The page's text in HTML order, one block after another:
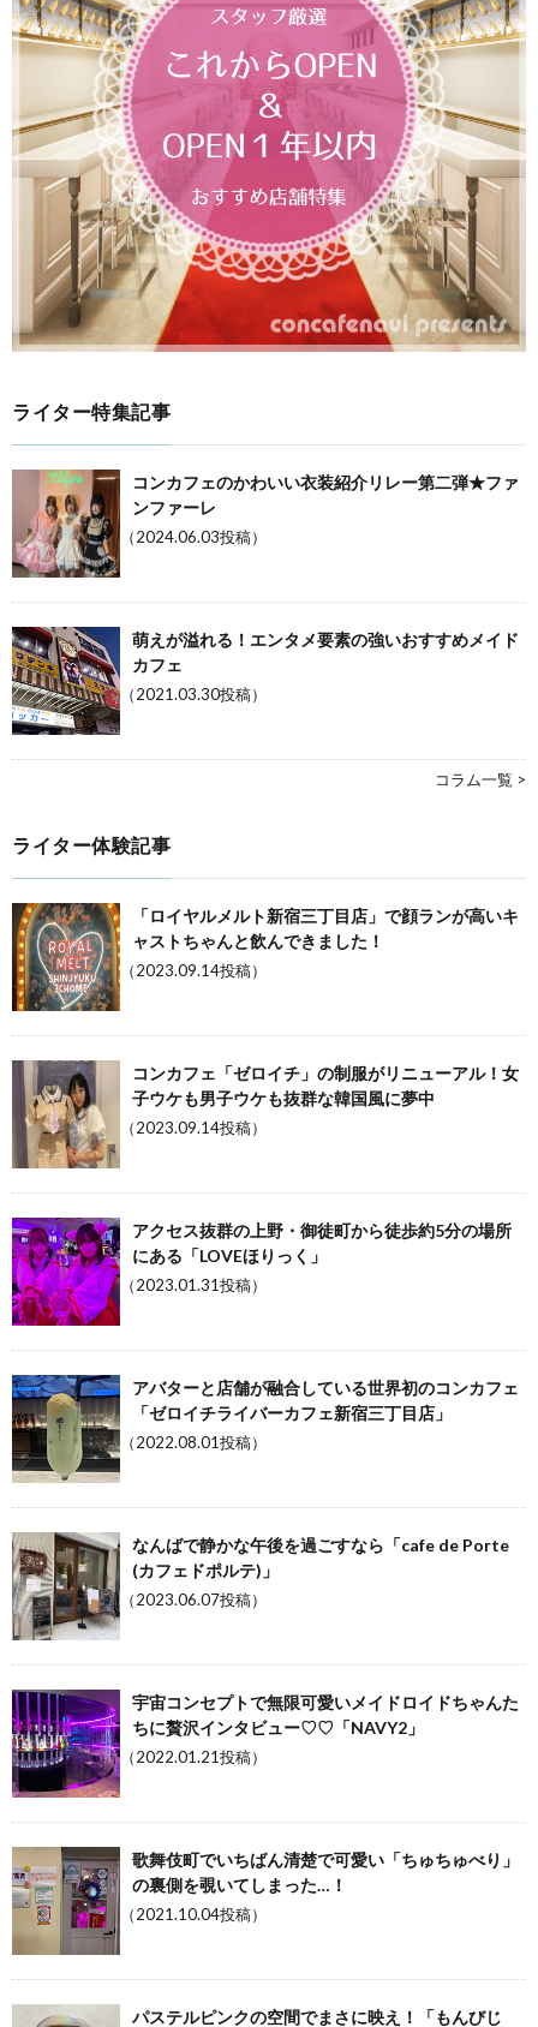
ライター特集記事
コンカフェのかわいい衣装紹介リレー第二弾★ファ
ンファーレ
（2024.06.03投稿）
萌えが溢れる！エンタメ要素の強いおすすめメイド
カフェ
（2021.03.30投稿）
コラム一覧 >
ライター体験記事
「ロイヤルメルト新宿三丁目店」で顔ランが高いキ
ャストちゃんと飲んできました！
（2023.09.14投稿）
コンカフェ「ゼロイチ」の制服がリニューアル！女
子ウケも男子ウケも抜群な韓国風に夢中
（2023.09.14投稿）
アクセス抜群の上野・御徒町から徒歩約5分の場所
にある「LOVEほりっく」
（2023.01.31投稿）
アバターと店舗が融合している世界初のコンカフェ
「ゼロイチライバーカフェ新宿三丁目店」
（2022.08.01投稿）
なんばで静かな午後を過ごすなら「cafe de Porte
(カフェドポルテ)」
（2023.06.07投稿）
宇宙コンセプトで無限可愛いメイドロイドちゃんた
ちに贅沢インタビュー♡♡「NAVY2」
（2022.01.21投稿）
歌舞伎町でいちばん清楚で可愛い「ちゅちゅべり」
の裏側を覗いてしまった…！
（2021.10.04投稿）
パステルピンクの空間でまさに映え！「もんびじ